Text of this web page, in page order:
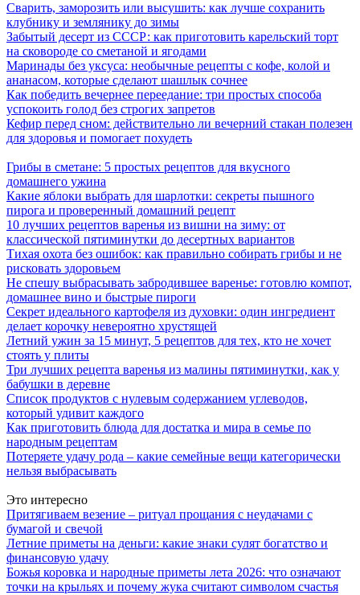
Сварить, заморозить или высушить: как лучше сохранить
клубнику и землянику до зимы
Забытый десерт из СССР: как приготовить карельский торт
на сковороде со сметаной и ягодами
Маринады без уксуса: необычные рецепты с кофе, колой и
ананасом, которые сделают шашлык сочнее
Как победить вечернее переедание: три простых способа
успокоить голод без строгих запретов
Кефир перед сном: действительно ли вечерний стакан полезен
для здоровья и помогает похудеть
Грибы в сметане: 5 простых рецептов для вкусного
домашнего ужина
Какие яблоки выбрать для шарлотки: секреты пышного
пирога и проверенный домашний рецепт
10 лучших рецептов варенья из вишни на зиму: от
классической пятиминутки до десертных вариантов
Тихая охота без ошибок: как правильно собирать грибы и не
рисковать здоровьем
Не спешу выбрасывать забродившее варенье: готовлю компот,
домашнее вино и быстрые пироги
Секрет идеального картофеля из духовки: один ингредиент
делает корочку невероятно хрустящей
Летний ужин за 15 минут, 5 рецептов для тех, кто не хочет
стоять у плиты
Три лучших рецепта варенья из малины пятиминутки, как у
бабушки в деревне
Список продуктов с нулевым содержанием углеводов,
который удивит каждого
Как приготовить блюда для достатка и мира в семье по
народным рецептам
Потеряете удачу рода – какие семейные вещи категорически
нельзя выбрасывать
Это интересно
Притягиваем везение – ритуал прощания с неудачами с
бумагой и свечой
Летние приметы на деньги: какие знаки сулят богатство и
финансовую удачу
Божья коровка и народные приметы лета 2026: что означают
точки на крыльях и почему жука считают символом счастья